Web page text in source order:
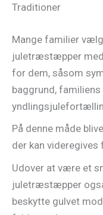
Traditioner
Mange familier
juletræstæpper
for dem, såsom
baggrund,
På denne måde
der kan
Udover at være et
juletræstæpper
beskytte gulvet